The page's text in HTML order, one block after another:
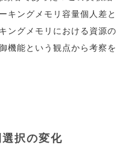
キングメモリ容量個人差と
ングメモリにおける資源の
機能という観点から考察を
択の変化